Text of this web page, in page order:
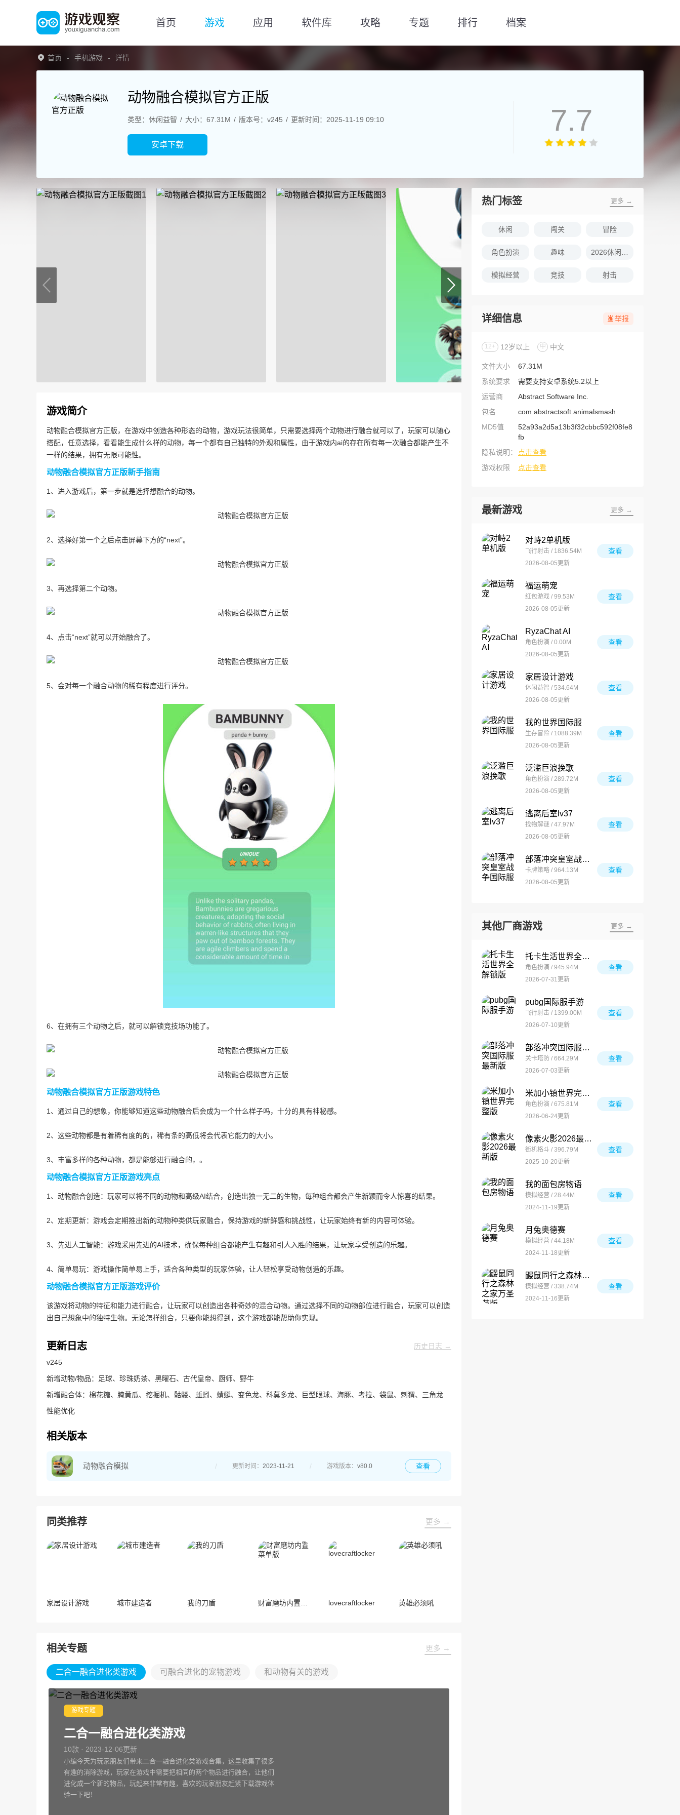
首页 游戏 应用 软件库 攻略 专题 排行 档案
首页 手机游戏 详情
动物融合模拟官方正版
类型：休闲益智 大小：67.31M 版本号：v245 更新时间：2025-11-19 09:10
安卓下载
7.7
游戏简介
动物融合模拟官方正版，在游戏中创造各种形态的动物，游戏玩法很简单，只需要选择两个动物进行融合就可以了，玩家可以随心
搭配，任意选择，看看能生成什么样的动物，每一个都有自己独特的外观和属性，由于游戏内ai的存在所有每一次融合都能产生不
一样的结果，拥有无限可能性。
动物融合模拟官方正版新手指南
1、进入游戏后，第一步就是选择想融合的动物。
2、选择好第一个之后点击屏幕下方的“next”。
3、再选择第二个动物。
4、点击“next”就可以开始融合了。
5、会对每一个融合动物的稀有程度进行评分。
6、在拥有三个动物之后，就可以解锁竞技场功能了。
动物融合模拟官方正版游戏特色
1、通过自己的想象，你能够知道这些动物融合后会成为一个什么样子吗，十分的具有神秘感。
2、这些动物都是有着稀有度的的，稀有条的高低将会代表它能力的大小。
3、丰富多样的各种动物，都是能够进行融合的，。
动物融合模拟官方正版游戏亮点
1、动物融合创造：玩家可以将不同的动物和高级AI结合，创造出独一无二的生物，每种组合都会产生新颖而令人惊喜的结果。
2、定期更新：游戏会定期推出新的动物种类供玩家融合，保持游戏的新鲜感和挑战性，让玩家始终有新的内容可体验。
3、先进人工智能：游戏采用先进的AI技术，确保每种组合都能产生有趣和引人入胜的结果，让玩家享受创造的乐趣。
4、简单易玩：游戏操作简单易上手，适合各种类型的玩家体验，让人轻松享受动物创造的乐趣。
动物融合模拟官方正版游戏评价
该游戏将动物的特征和能力进行融合，让玩家可以创造出各种奇妙的混合动物。通过选择不同的动物部位进行融合，玩家可以创造
出自己想象中的独特生物。无论怎样组合，只要你能想得到，这个游戏都能帮助你实现。
更新日志
历史日志 →
v245
新增动物/物品：足球、珍珠奶茶、黑曜石、古代皇帝、厨师、野牛
新增融合体：棉花糖、腌黄瓜、挖掘机、骷髅、蚯蚓、蜻蜓、变色龙、科莫多龙、巨型眼球、海豚、考拉、袋鼠、刺猬、三角龙
性能优化
相关版本
动物融合模拟 更新时间： 2023-11-21 游戏版本： v80.0 查看
同类推荐 更多 →
家居设计游戏 城市建造者 我的刀盾 lovecraftlocker 英雄必须吼
相关专题 更多 →
二合一融合进化类游戏 可融合进化的宠物游戏 和动物有关的游戏
游戏专题
二合一融合进化类游戏
10款 · 2023-12-06更新
小编今天为玩家朋友们带来二合一融合进化类游戏合集，这里收集了很多
有趣的消除游戏，玩家在游戏中需要把相同的两个物品进行融合，让他们
进化成一个新的物品，玩起来非常有趣，喜欢的玩家朋友赶紧下载游戏体
验一下吧！
热门标签 更多 →
休闲 闯关 冒险
角色扮演 趣味
模拟经营 竞技 射击
详细信息 举报
12+ 12岁以上 中 中文
文件大小
67.31M
系统要求
需要支持安卓系统5.2以上
运营商
Abstract Software Inc.
包名
com.abstractsoft.animalsmash
MD5值
52a93a2d5a13b3f32cbbc592f08fe8
fb
隐私说明：
点击查看
游戏权限
点击查看
最新游戏 更多 →
对峙2单机版
飞行射击 / 1836.54M
2026-08-05更新
查看
福运萌宠
红包游戏 / 99.53M
2026-08-05更新
查看
RyzaChat AI
角色扮演 / 0.00M
2026-08-05更新
查看
家居设计游戏
休闲益智 / 534.64M
2026-08-05更新
查看
我的世界国际服
生存冒险 / 1088.39M
2026-08-05更新
查看
泛滥巨浪挽歌
角色扮演 / 289.72M
2026-08-05更新
查看
逃离后室lv37
找物解谜 / 47.97M
2026-08-05更新
查看
部落冲突皇室战争国际服
卡牌策略 / 964.13M
2026-08-05更新
查看
其他厂商游戏 更多 →
托卡生活世界全解锁版
角色扮演 / 945.94M
2026-07-31更新
查看
pubg国际服手游
飞行射击 / 1399.00M
2026-07-10更新
查看
部落冲突国际服最新版
关卡塔防 / 664.29M
2026-07-03更新
查看
米加小镇世界完整版
角色扮演 / 675.81M
2026-06-24更新
查看
像素火影2026最新版
街机格斗 / 396.79M
2025-10-20更新
查看
我的面包房物语
模拟经营 / 28.44M
2024-11-19更新
查看
月兔奥德赛
模拟经营 / 44.18M
2024-11-18更新
查看
鼹鼠同行之森林之家万圣节版
模拟经营 / 338.74M
2024-11-16更新
查看